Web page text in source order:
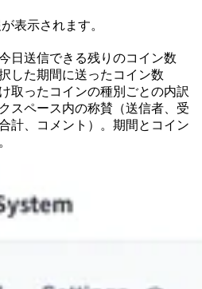
表示されます。
今日送信できる残りのコイン数
択した期間に送ったコイン数
け取ったコインの種別ごとの内訳
クスペース内の称賛（送信者、受
計、コメント）。期間とコイン